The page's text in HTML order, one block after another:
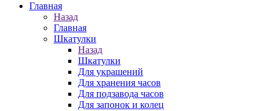
Главная
Назад
Главная
Шкатулки
Назад
Шкатулки
Для украшений
Для хранения часов
Для подзавода часов
Для запонок и колец